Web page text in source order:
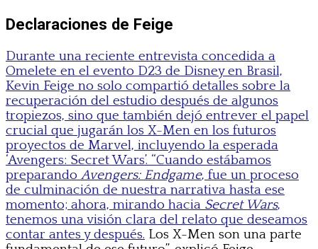
Declaraciones de Feige
Durante una reciente entrevista concedida a
Omelete en el evento D23 de Disney en Brasil,
Kevin Feige no solo compartió detalles sobre la
recuperación del estudio después de algunos
tropiezos, sino que también dejó entrever el papel
crucial que jugarán los X-Men en los futuros
proyectos de Marvel, incluyendo la esperada
‘Avengers: Secret Wars’. “Cuando estábamos
preparandoAvengers: Endgame, fue un proceso
de culminación de nuestra narrativa hasta ese
momento; ahora, mirando hacia Secret Wars,
tenemos una visión clara del relato que deseamos
contar antes y después. Los X-Men son una parte